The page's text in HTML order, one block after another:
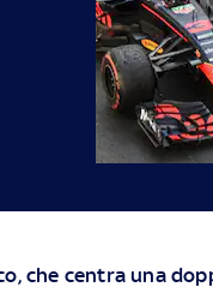
che centra una